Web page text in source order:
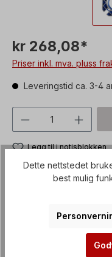
kr 268,08*
Priser inkl. mva. pluss
Leveringstid ca. 3-4
Legg til i notisblokken
Produktnummer:
Dette nettstedet
best mulig